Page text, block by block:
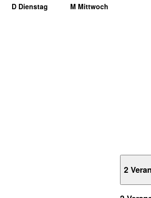
D Dienstag M Mittwoch
2